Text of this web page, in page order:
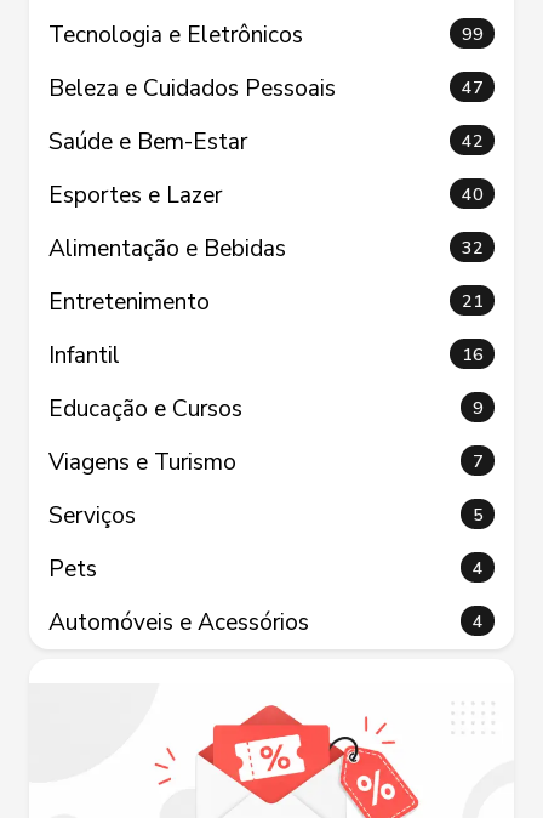
Tecnologia e Eletrônicos 99
Beleza e Cuidados Pessoais 47
Saúde e Bem-Estar 42
Esportes e Lazer 40
Alimentação e Bebidas 32
Entretenimento 21
Infantil 16
Educação e Cursos 9
Viagens e Turismo 7
Serviços 5
Pets 4
Automóveis e Acessórios 4